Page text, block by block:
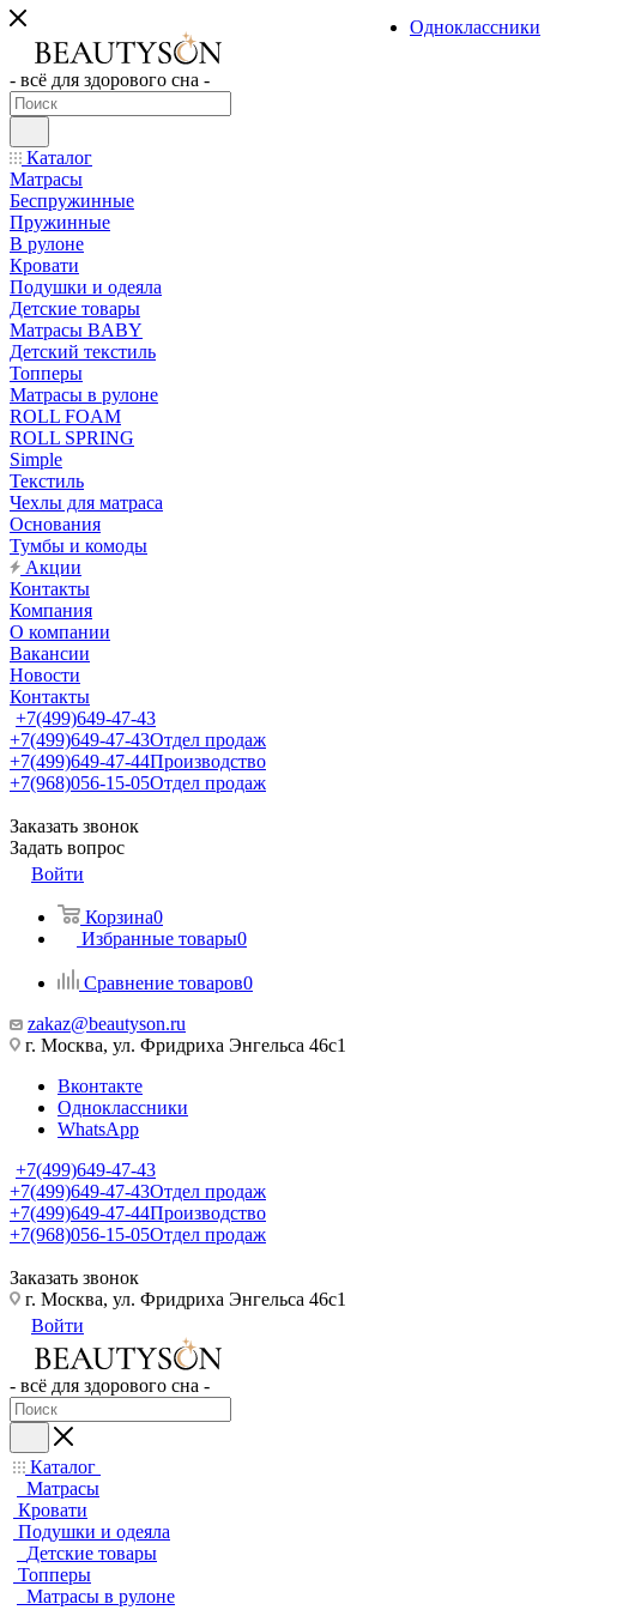
- всё для здорового сна -
Каталог
Матрасы
Беспружинные
Пружинные
В рулоне
Кровати
Подушки и одеяла
Детские товары
Матрасы BABY
Детский текстиль
Топперы
Матрасы в рулоне
ROLL FOAM
ROLL SPRING
Simple
Текстиль
Чехлы для матраса
Основания
Тумбы и комоды
Акции
Контакты
Компания
О компании
Вакансии
Новости
Контакты
+7(499)649-47-43
+7(499)649-47-43Отдел продаж
+7(499)649-47-44Производство
+7(968)056-15-05Отдел продаж
Заказать звонок
Задать вопрос
Войти
Корзина0
Избранные товары0
Сравнение товаров0
zakaz@beautyson.ru
г. Москва, ул. Фридриха Энгельса 46с1
Вконтакте
Одноклассники
WhatsApp
+7(499)649-47-43
+7(499)649-47-43Отдел продаж
+7(499)649-47-44Производство
+7(968)056-15-05Отдел продаж
Заказать звонок
Одноклассники
г. Москва, ул. Фридриха Энгельса 46с1
Войти
- всё для здорового сна -
Каталог
Матрасы
Кровати
Подушки и одеяла
Детские товары
Топперы
Матрасы в рулоне